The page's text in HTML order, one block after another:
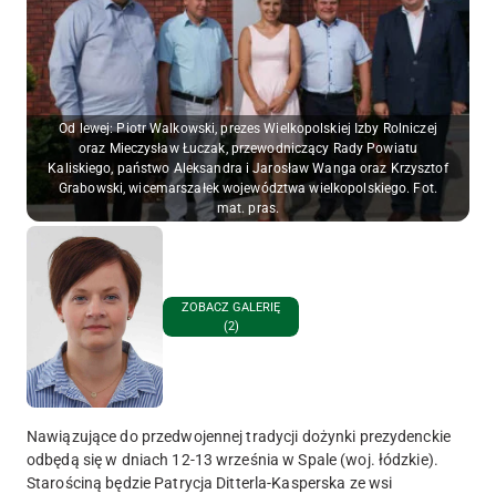
Od lewej: Piotr Walkowski, prezes Wielkopolskiej Izby Rolniczej
oraz Mieczysław Łuczak, przewodniczący Rady Powiatu
Kaliskiego, państwo Aleksandra i Jarosław Wanga oraz Krzysztof
Grabowski, wicemarszałek województwa wielkopolskiego. Fot.
mat. pras.
ZOBACZ GALERIĘ
(2)
Nawiązujące do przedwojennej tradycji dożynki prezydenckie
odbędą się w dniach 12-13 września w Spale (woj. łódzkie).
Starościną będzie Patrycja Ditterla-Kasperska ze wsi